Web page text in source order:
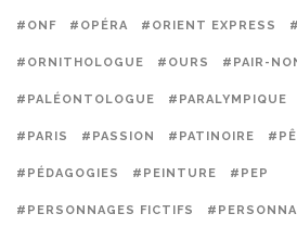
#ONF #OPÉRA #ORIENT EXPRESS
#ORNITHOLOGUE #OURS #PAIR-
#PALÉONTOLOGUE #PARALYMPIQUE
#PARIS #PASSION #PATINOIRE
#PÉDAGOGIES #PEINTURE #PEP
#PERSONNAGES FICTIFS